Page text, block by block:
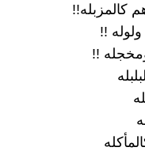
كالمزبله!!
!!
!!